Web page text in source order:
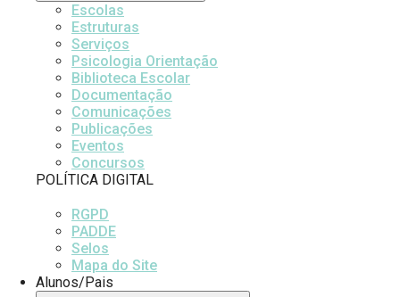
Escolas
Estruturas
Serviços
Psicologia Orientação
Biblioteca Escolar
Documentação
Comunicações
Publicações
Eventos
Concursos
POLÍTICA DIGITAL
RGPD
PADDE
Selos
Mapa do Site
Alunos/Pais